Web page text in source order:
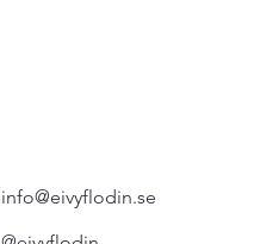
info@eivyflodin.se